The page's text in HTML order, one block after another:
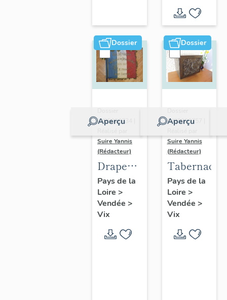
Dossier
Aperçu
IM85000734 |
Suire Yannis
(Rédacteur)
Drapeau
des
anciens
combattants
guerre
Pays de la
Loire >
Vendée >
Vix
Dossier
Aperçu
IM85000757 |
Suire Yannis
(Rédacteur)
Tabernacle
Pays de la
Loire >
Vendée >
Vix